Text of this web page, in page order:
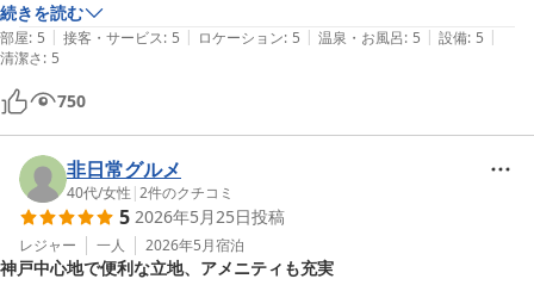
レが別なのが良かったです!!
フロントの方の対応も良くとても快適に過ごすことができました。
また利用させていただきたいです。
続きを読む
部屋: 5 | 接客・サービス: 5 | ロケーション: 5 | 温泉・お風呂: 5 | 設備: 5 |
清潔さ: 5
750
非日常グルメ
40代/女性 |2件のクチコミ
5 2026年5月25日投稿
レジャー 一人 2026年5月宿泊
神戸中心地で便利な立地、アメニティも充実